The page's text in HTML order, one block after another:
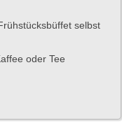
selbst
oder Tee